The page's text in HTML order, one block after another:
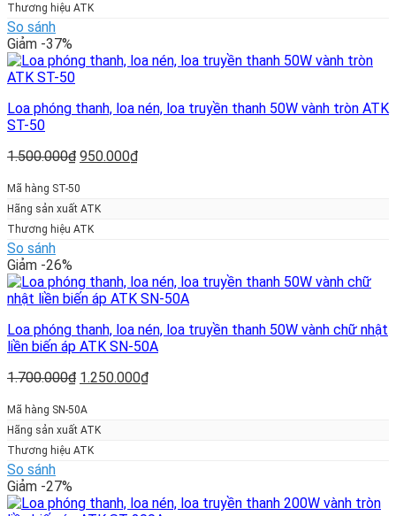
Thương hiệu ATK
So sánh
Giảm -37%
Loa phóng thanh, loa nén, loa truyền thanh 50W vành tròn ATK
ST-50
1.500.000₫ Giá
là:
1.500.000₫.
950.000₫Giá
Mã hàng ST-50
Hãng sản xuất ATK
Thương hiệu ATK
So sánh
Giảm -26%
Loa phóng thanh, loa nén, loa truyền thanh 50W vành chữ nhật
liền biến áp ATK SN-50A
1.700.000₫ Giá
là:
1.700.000₫.
1.250.000₫Giá
Mã hàng SN-50A
Hãng sản xuất ATK
Thương hiệu ATK
So sánh
Giảm -27%